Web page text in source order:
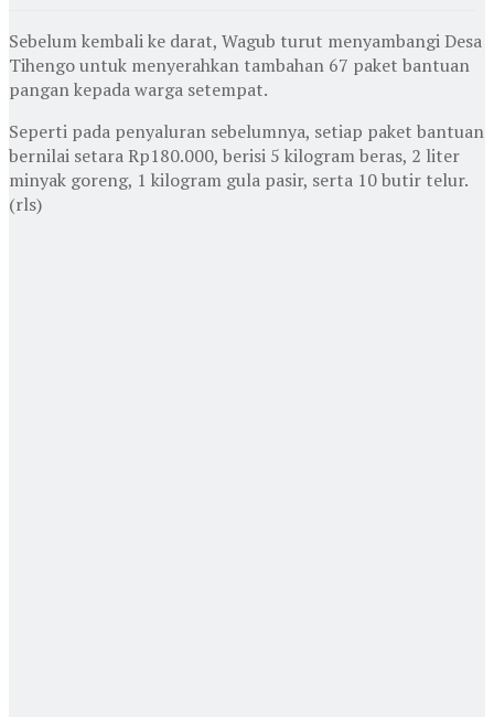
Sebelum kembali ke darat, Wagub turut menyambangi Desa
Tihengo untuk menyerahkan tambahan 67 paket bantuan
pangan kepada warga setempat.
Seperti pada penyaluran sebelumnya, setiap paket bantuan
bernilai setara Rp180.000, berisi 5 kilogram beras, 2 liter
minyak goreng, 1 kilogram gula pasir, serta 10 butir telur.
(rls)